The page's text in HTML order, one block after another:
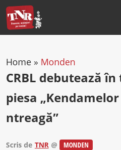
Home » Monden
CRBL debutează
piesa
ntreagă”
Scris de TNR @
MONDEN